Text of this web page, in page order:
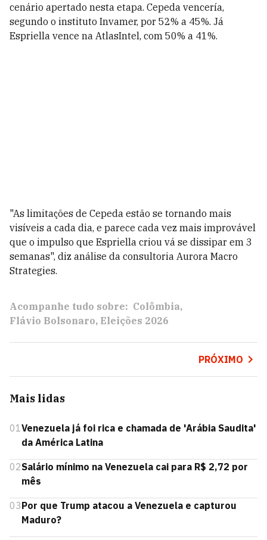
cenário apertado nesta etapa. Cepeda vencería,
segundo o instituto Invamer, por 52% a 45%. Já
Espriella vence na AtlasIntel, com 50% a 41%.
"As limitações de Cepeda estão se tornando mais
visíveis a cada dia, e parece cada vez mais improvável
que o impulso que Espriella criou vá se dissipar em 3
semanas", diz análise da consultoria Aurora Macro
Strategies.
Acompanhe tudo sobre: Colômbia
Flávio Bolsonaro Eleições 2026
PRÓXIMO
Mais lidas
01 Venezuela já foi rica e chamada de 'Arábia Saudita'
da América Latina
02Salário mínimo na Venezuela cai para R$ 2,72 por
mês
03Por que Trump atacou a Venezuela e capturou
Maduro?